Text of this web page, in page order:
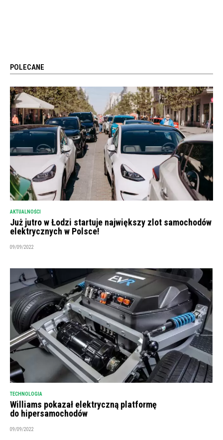
POLECANE
AKTUALNOŚCI
Już jutro w Łodzi startuje największy zlot samochodów
elektrycznych w Polsce!
09/09/2022
TECHNOLOGIA
Williams pokazał elektryczną platformę
do hipersamochodów
09/09/2022